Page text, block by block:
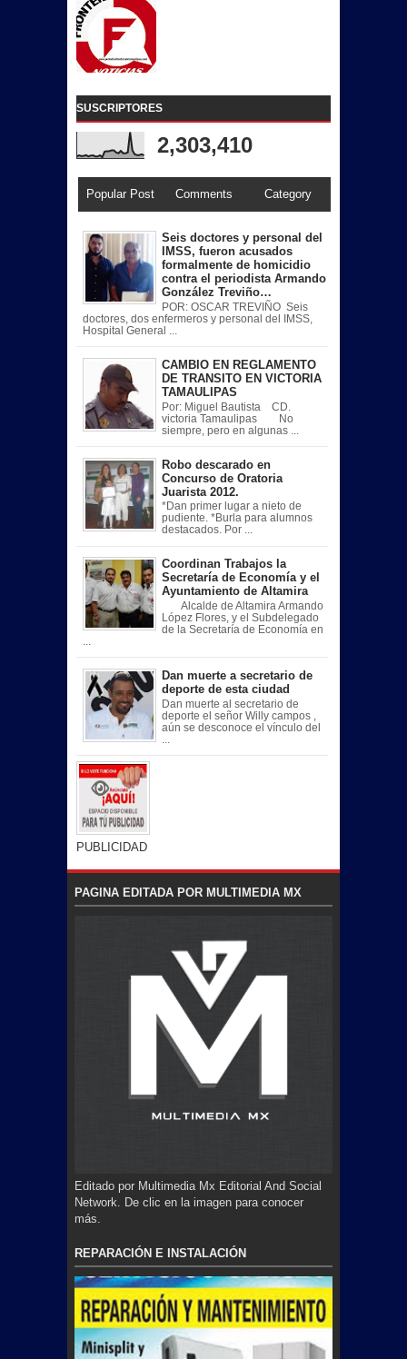
SUSCRIPTORES
2,303,410
Popular Post Comments Category
Seis doctores y personal del
IMSS, fueron acusados
formalmente de homicidio
contra el periodista Armando
González Treviño…
POR: OSCAR TREVIÑO Seis
doctores, dos enfermeros y personal del IMSS,
Hospital General ...
CAMBIO EN REGLAMENTO
DE TRANSITO EN VICTORIA
TAMAULIPAS
Por: Miguel Bautista CD.
victoria Tamaulipas No
siempre, pero en algunas ...
Robo descarado en
Concurso de Oratoria
Juarista 2012.
*Dan primer lugar a nieto de
pudiente. *Burla para alumnos
destacados. Por ...
Coordinan Trabajos la
Secretaría de Economía y el
Ayuntamiento de Altamira
Alcalde de Altamira Armando
López Flores, y el Subdelegado
de la Secretaría de Economía en
Dan muerte a secretario de
deporte de esta ciudad
Dan muerte al secretario de
deporte el señor Willy campos ,
aún se desconoce el vínculo del
PUBLICIDAD
PAGINA EDITADA POR MULTIMEDIA MX
Editado por Multimedia Mx Editorial And Social
Network. De clic en la imagen para conocer
más.
REPARACIÓN E INSTALACIÓN